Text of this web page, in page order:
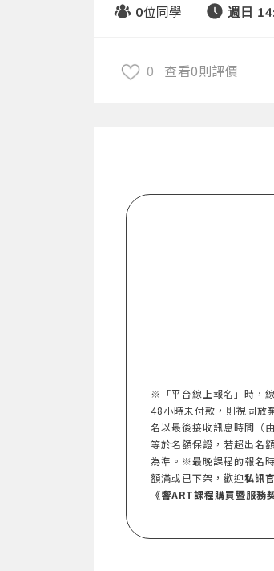
0位同學 週日
0 查看0則評價
※「平台線上報名」時，
48小時未付款，則視同
名以最後接收訊息時間（
等於名額保證，若超出名
為準。※最晚課程的報名
額滿或已下架，歡迎私訊
《響ART課程購買暨服務